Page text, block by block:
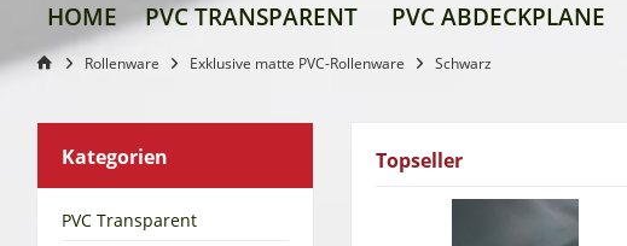
HOME PVC TRANSPARENT PVC ABDECKPLANE
Rollenware Exklusive matte PVC-Rollenware Schwarz
Kategorien
PVC Transparent
Topseller